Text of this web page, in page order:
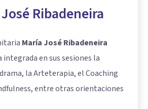
Ribadeneira
María José Ribadeneira
integrada en sus sesiones la
la Arteterapia, el Coaching
entre otras orientaciones